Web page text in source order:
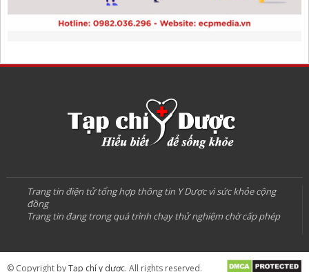
Trang tin điện tử tổng hợp thông tin Y Dược vì sức khỏe cộng
đồng
Trang tin đang trong quá trình chạy thử nghiệm chờ cấp phép
© Copyright byTạp chí y dược. All rights reserved.